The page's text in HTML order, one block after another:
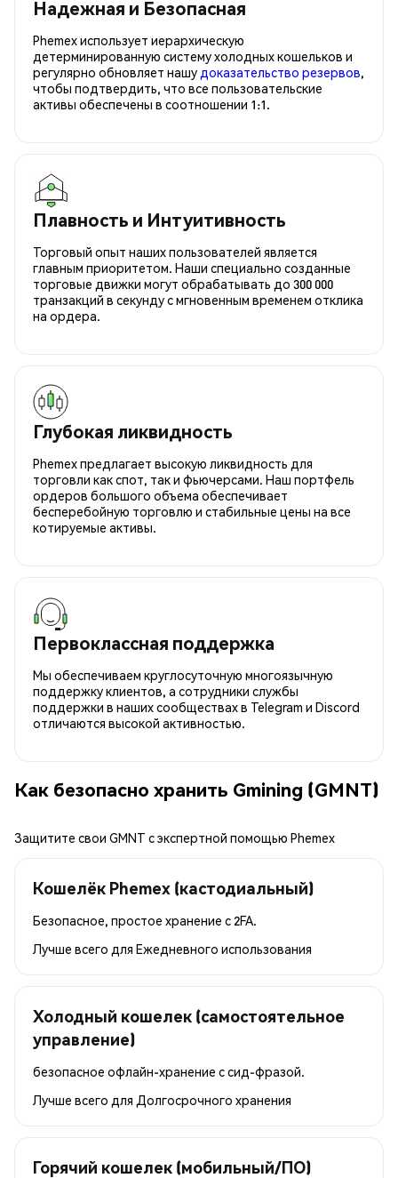
Надежная и Безопасная
Phemex использует иерархическую
детерминированную систему холодных кошельков и
регулярно обновляет нашу доказательство резервов,
чтобы подтвердить, что все пользовательские
активы обеспечены в соотношении 1:1.
Плавность и Интуитивность
Торговый опыт наших пользователей является
главным приоритетом. Наши специально созданные
торговые движки могут обрабатывать до 300 000
транзакций в секунду с мгновенным временем отклика
на ордера.
Глубокая ликвидность
Phemex предлагает высокую ликвидность для
торговли как спот, так и фьючерсами. Наш портфель
ордеров большого объема обеспечивает
бесперебойную торговлю и стабильные цены на все
котируемые активы.
Первоклассная поддержка
Мы обеспечиваем круглосуточную многоязычную
поддержку клиентов, а сотрудники службы
поддержки в наших сообществах в Telegram и Discord
отличаются высокой активностью.
Как безопасно хранить Gmining (GMNT)
Защитите свои GMNT с экспертной помощью Phemex
Кошелёк Phemex (кастодиальный)
Безопасное, простое хранение с 2FA.
Лучше всего для Ежедневного использования
Холодный кошелек (самостоятельное
управление)
безопасное офлайн-хранение с сид-фразой.
Лучше всего для Долгосрочного хранения
Горячий кошелек (мобильный/ПО)